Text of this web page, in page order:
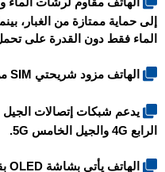
الماء فقط دون القدرة على
الهاتف مزود شريحتي SIM من نوع Nano SIM.
الرابع 4G والجيل الخامس 5G.
الهاتف يأتي بشاشة OLED